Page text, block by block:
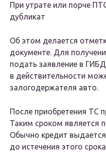
При утрате или порче
дубликат
Об этом делается
документе. Для
подать заявление в
в действительности
залогодержателя авто.
После приобретения ТС
Таким сроком является
Обычно кредит
до истечения этого